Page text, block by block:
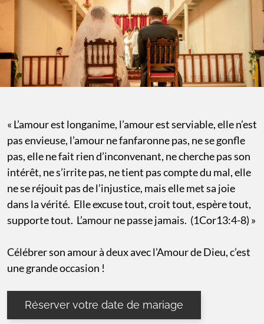
« L’amour est longanime, l’amour est serviable, elle n’est
pas envieuse, l’amour ne fanfaronne pas, ne se gonfle
pas, elle ne fait rien d’inconvenant, ne cherche pas son
intérêt, ne s’irrite pas, ne tient pas compte du mal, elle
ne se réjouit pas de l’injustice, mais elle met sa joie
dans la vérité. Elle excuse tout, croit tout, espère tout,
supporte tout. L’amour ne passe jamais. (1Cor13:4-8) »
Célébrer son amour à deux avec l’Amour de Dieu, c’est
une grande occasion !
Réserver votre date de mariage